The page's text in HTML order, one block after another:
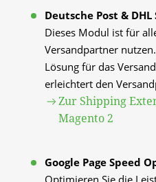
Deutsche Post &
Dieses Modul ist für
Versandpartner
Lösung für das
erleichtert den
Zur Shipping
Magento 2
Google Page Speed